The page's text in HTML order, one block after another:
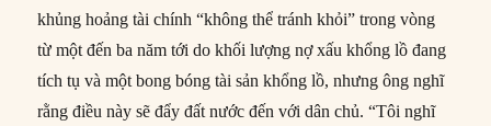
khủng hoảng tài chính “không thể tránh khỏi” trong vòng
từ một đến ba năm tới do khối lượng nợ xấu khổng lồ đang
tích tụ và một bong bóng tài sản khổng lồ, nhưng ông nghĩ
rằng điều này sẽ đẩy đất nước đến với dân chủ. “Tôi nghĩ